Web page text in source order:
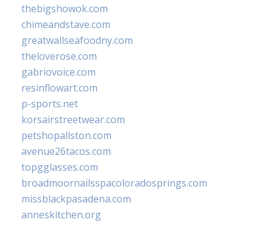
thebigshowok.com
chimeandstave.com
greatwallseafoodny.com
theloverose.com
gabriovoice.com
resinflowart.com
p-sports.net
korsairstreetwear.com
petshopallston.com
avenue26tacos.com
topgglasses.com
broadmoornailsspacoloradosprings.com
missblackpasadena.com
anneskitchen.org